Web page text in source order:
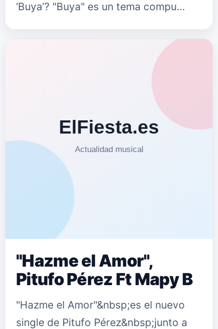
‘Buya’? "Buya" es un tema compu…
"Hazme el Amor",
Pitufo Pérez Ft Mapy B
"Hazme el Amor"&nbsp;es el nuevo
single de Pitufo Pérez&nbsp;junto a